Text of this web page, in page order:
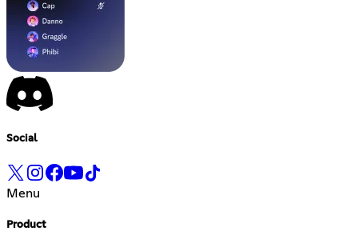
Social
Menu
Product